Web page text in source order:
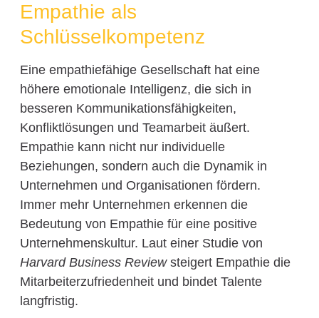
Empathie als
Schlüsselkompetenz
Eine empathiefähige Gesellschaft hat eine
höhere emotionale Intelligenz, die sich in
besseren Kommunikationsfähigkeiten,
Konfliktlösungen und Teamarbeit äußert.
Empathie kann nicht nur individuelle
Beziehungen, sondern auch die Dynamik in
Unternehmen und Organisationen fördern.
Immer mehr Unternehmen erkennen die
Bedeutung von Empathie für eine positive
Unternehmenskultur. Laut einer Studie von
Harvard Business Reviewsteigert Empathie die
Mitarbeiterzufriedenheit und bindet Talente
langfristig.